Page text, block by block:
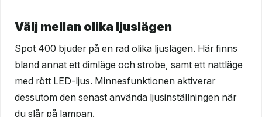
Välj mellan olika ljuslägen
Spot 400 bjuder på en rad olika ljuslägen. Här finns
bland annat ett dimläge och strobe, samt ett nattläge
med rött LED-ljus. Minnesfunktionen aktiverar
dessutom den senast använda ljusinställningen när
du slår på lampan.